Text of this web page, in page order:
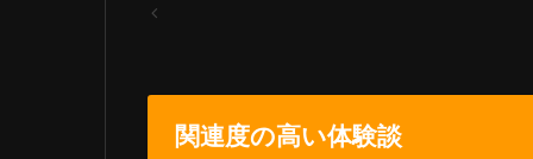
関連度の高い体験談